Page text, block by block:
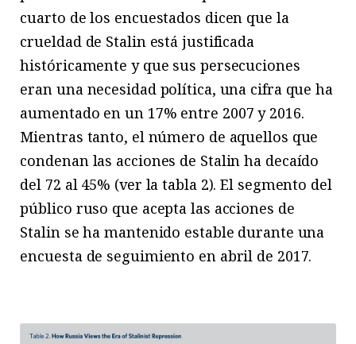
cuarto de los encuestados dicen que la
crueldad de Stalin está justificada
históricamente y que sus persecuciones
eran una necesidad política, una cifra que ha
aumentado en un 17% entre 2007 y 2016.
Mientras tanto, el número de aquellos que
condenan las acciones de Stalin ha decaído
del 72 al 45% (ver la tabla 2). El segmento del
público ruso que acepta las acciones de
Stalin se ha mantenido estable durante una
encuesta de seguimiento en abril de 2017.